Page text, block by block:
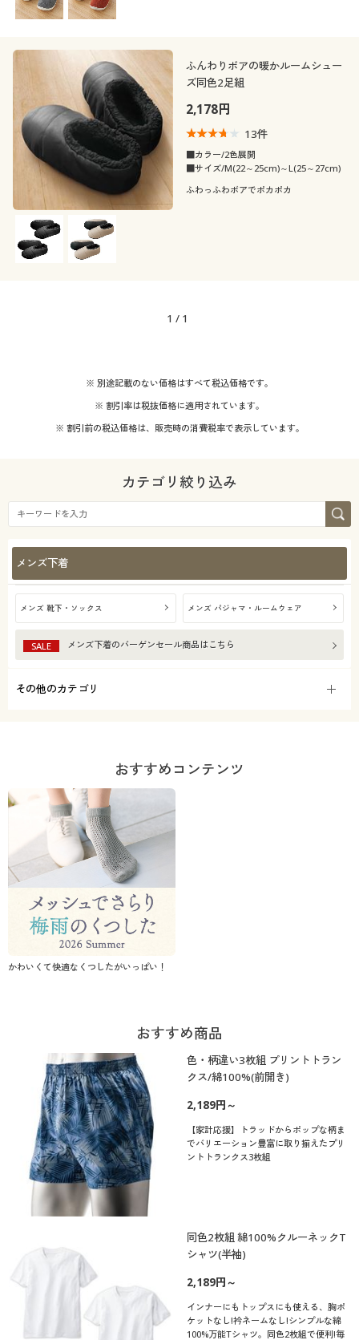
ふんわりボアの暖かルームシュー
ズ同色2足組
2,178円
13件
■カラー/2色展開
■サイズ/M(22～25cm)～L(25～27cm)
ふわっふわボアでポカポカ
1 / 1
※ 別途記載のない価格はすべて税込価格です。
※ 割引率は税抜価格に適用されています。
※ 割引前の税込価格は、販売時の消費税率で表示しています。
カテゴリ絞り込み
メンズ下着
メンズ 靴下・ソックス メンズ パジャマ・ルームウェア
SALE メンズ下着のバーゲンセール商品はこちら
その他のカテゴリ
おすすめコンテンツ
かわいくて快適なくつしたがいっぱい！
おすすめ商品
色・柄違い3枚組 プリントトラン
クス/綿100%(前開き)
2,189円～
【家計応援】トラッドからポップな柄ま
でバリエーション豊富に取り揃えたプリ
ントトランクス3枚組
同色2枚組 綿100%クルーネックT
シャツ(半袖)
2,189円～
インナーにもトップスにも使える、胸ポ
ケットなし!衿ネームなし!シンプルな綿
100%万能Tシャツ。同色2枚組で便利!毎